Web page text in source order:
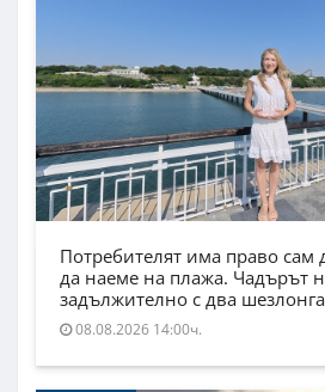
Потребителят има право сам
да наеме на плажа. Чадърът
задължително с два шезлонга
08.08.2026 14:00ч.